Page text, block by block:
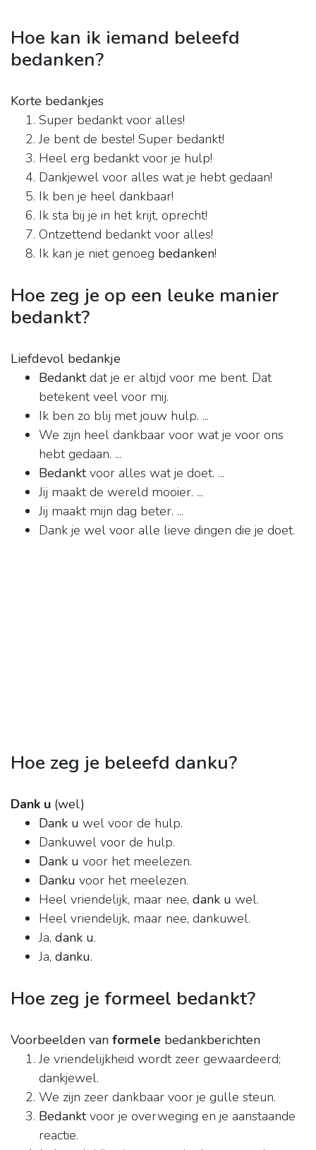
Hoe kan ik iemand beleefd
bedanken?
Korte bedankjes
Super bedankt voor alles!
Je bent de beste! Super bedankt!
Heel erg bedankt voor je hulp!
Dankjewel voor alles wat je hebt gedaan!
Ik ben je heel dankbaar!
Ik sta bij je in het krijt, oprecht!
Ontzettend bedankt voor alles!
Ik kan je niet genoeg bedanken!
Hoe zeg je op een leuke manier
bedankt?
Liefdevol bedankje
Bedanktdat je er altijd voor me bent. Dat
betekent veel voor mij.
Ik ben zo blij met jouw hulp. ...
We zijn heel dankbaar voor wat je voor ons
hebt gedaan. ...
Bedanktvoor alles wat je doet. ...
Jij maakt de wereld mooier. ...
Jij maakt mijn dag beter. ...
Dank je wel voor alle lieve dingen die je doet.
Hoe zeg je beleefd danku?
Dank u (wel)
Dank u wel voor de hulp.
Dankuwel voor de hulp.
Dank u voor het meelezen.
Danku voor het meelezen.
Heel vriendelijk, maar nee, dank u wel.
Heel vriendelijk, maar nee, dankuwel.
Ja, dank u.
Ja, danku.
Hoe zeg je formeel bedankt?
Voorbeelden van formele bedankberichten
Je vriendelijkheid wordt zeer gewaardeerd;
dankjewel.
We zijn zeer dankbaar voor je gulle steun.
Bedanktvoor je overweging en je aanstaande
reactie.